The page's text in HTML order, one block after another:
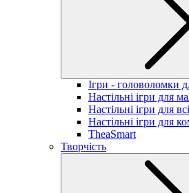
Ігри - головоломки
Настільні ігри для
Настільні ігри для
Настільні ігри для
TheaSmart
Творчість